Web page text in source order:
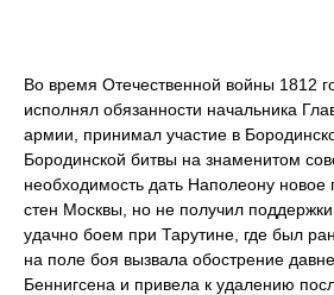
Во время Отечественной войны 1812
исполнял обязанности начальника
армии, принимал участие в
Бородинской битвы на знаменитом
необходимость дать Наполеону новое
стен Москвы, но не получил
удачно боем при Тарутине, где был
на поле боя вызвала обострение
Беннигсена и привела к удалению